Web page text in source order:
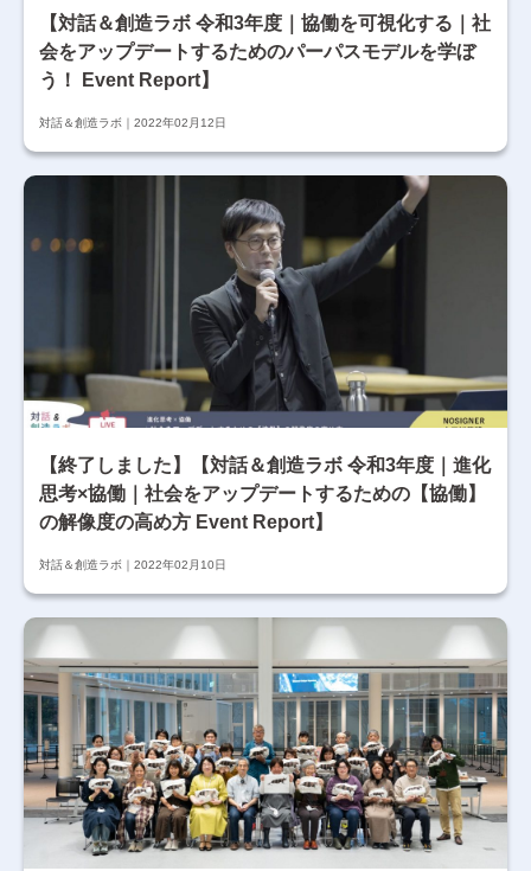
【対話＆創造ラボ 令和3年度｜協働を可視化する｜社
会をアップデートするためのパーパスモデルを学ぼ
う！ Event Report】
対話＆創造ラボ 2022年02月12日
【終了しました】【対話＆創造ラボ 令和3年度｜進化
思考×協働｜社会をアップデートするための【協働】
の解像度の高め方 Event Report】
対話＆創造ラボ 2022年02月10日